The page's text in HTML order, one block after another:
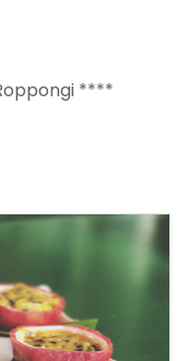
****